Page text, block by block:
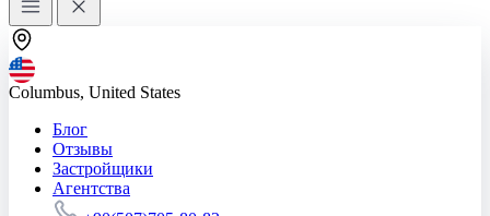
Columbus, United States
Блог
Отзывы
Застройщики
Агентства